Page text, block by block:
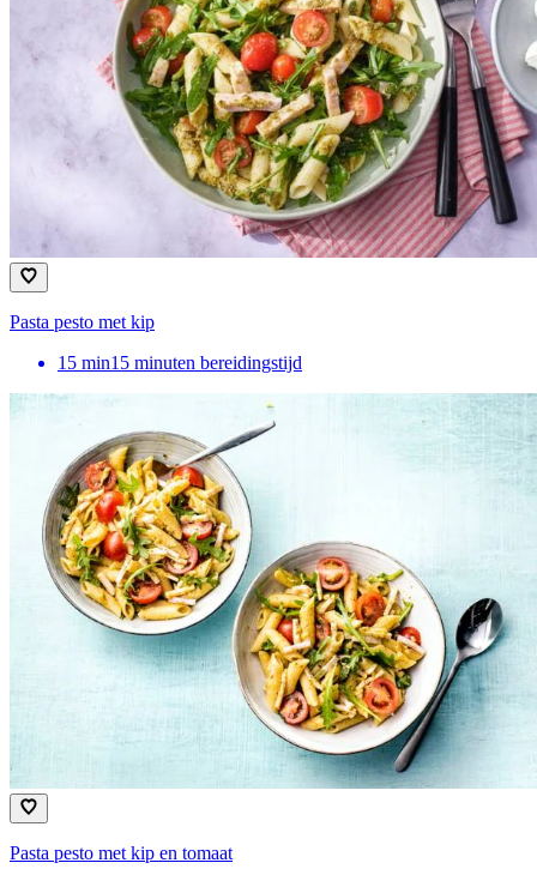
Pasta pesto met kip
15 min15 minuten bereidingstijd
Pasta pesto met kip en tomaat